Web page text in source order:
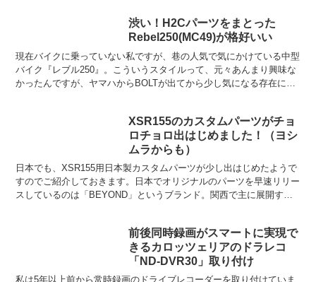
渋い！H2Cパーツをまとった
Rebel250(MC49)が格好いい
現在バイクに乗っていない私ですが、巷の人気で気にかけている中型
バイク『レブル250』。こういうスタイルって、元々あんまり興味な
かったんですが、ヤマハからBOLTが出てから少し気になる存在にな
XSR155のカスタムパーツがチョ
ロチョロ出はじめました！（ヨシ
ムラからも）
日本でも、XSR155用日本製カスタムパーツが少し出はじめたようで
すのでご紹介しておきます。日本でオリジナルのパーツを早速リリー
スしているのは「BEYOND」というブランド。関西で主に展開する
前後同時録画がスマートに実現で
きるカロッツェリアのドラレコ
「ND-DVR30」取り付け
私は5年以上前から常時録画のドライブレコーダーを取り付けていま